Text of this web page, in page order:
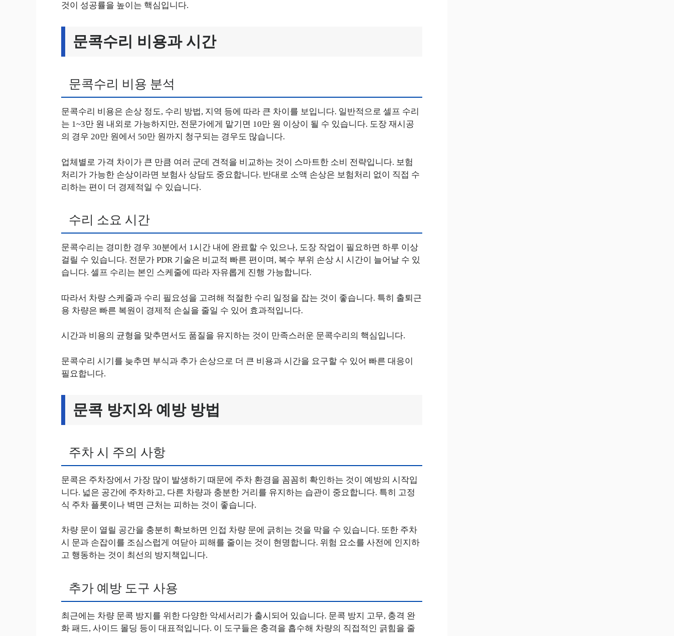
것이 성공률을 높이는 핵심입니다.
문콕수리 비용과 시간
문콕수리 비용 분석
문콕수리 비용은 손상 정도, 수리 방법, 지역 등에 따라 큰 차이를 보입니다. 일반적으로 셀프 수리
는 1~3만 원 내외로 가능하지만, 전문가에게 맡기면 10만 원 이상이 될 수 있습니다. 도장 재시공
의 경우 20만 원에서 50만 원까지 청구되는 경우도 많습니다.
업체별로 가격 차이가 큰 만큼 여러 군데 견적을 비교하는 것이 스마트한 소비 전략입니다. 보험
처리가 가능한 손상이라면 보험사 상담도 중요합니다. 반대로 소액 손상은 보험처리 없이 직접 수
리하는 편이 더 경제적일 수 있습니다.
수리 소요 시간
문콕수리는 경미한 경우 30분에서 1시간 내에 완료할 수 있으나, 도장 작업이 필요하면 하루 이상
걸릴 수 있습니다. 전문가 PDR 기술은 비교적 빠른 편이며, 복수 부위 손상 시 시간이 늘어날 수 있
습니다. 셀프 수리는 본인 스케줄에 따라 자유롭게 진행 가능합니다.
따라서 차량 스케줄과 수리 필요성을 고려해 적절한 수리 일정을 잡는 것이 좋습니다. 특히 출퇴근
용 차량은 빠른 복원이 경제적 손실을 줄일 수 있어 효과적입니다.
시간과 비용의 균형을 맞추면서도 품질을 유지하는 것이 만족스러운 문콕수리의 핵심입니다.
문콕수리 시기를 늦추면 부식과 추가 손상으로 더 큰 비용과 시간을 요구할 수 있어 빠른 대응이
필요합니다.
문콕 방지와 예방 방법
주차 시 주의 사항
문콕은 주차장에서 가장 많이 발생하기 때문에 주차 환경을 꼼꼼히 확인하는 것이 예방의 시작입
니다. 넓은 공간에 주차하고, 다른 차량과 충분한 거리를 유지하는 습관이 중요합니다. 특히 고정
식 주차 플롯이나 벽면 근처는 피하는 것이 좋습니다.
차량 문이 열릴 공간을 충분히 확보하면 인접 차량 문에 긁히는 것을 막을 수 있습니다. 또한 주차
시 문과 손잡이를 조심스럽게 여닫아 피해를 줄이는 것이 현명합니다. 위험 요소를 사전에 인지하
고 행동하는 것이 최선의 방지책입니다.
추가 예방 도구 사용
최근에는 차량 문콕 방지를 위한 다양한 악세서리가 출시되어 있습니다. 문콕 방지 고무, 충격 완
화 패드, 사이드 몰딩 등이 대표적입니다. 이 도구들은 충격을 흡수해 차량의 직접적인 긁힘을 줄